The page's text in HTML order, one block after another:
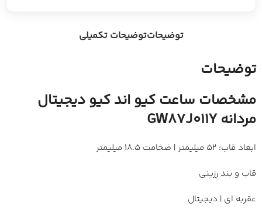
توضیحاتتوضیحات تکمیلی
توضیحات
مشخصات ساعت کیو اند کیو دیجیتال
مردانه GW87J011Y
ابعاد قاب: 52 میلیمتر | ضخامت 18.5 میلیمتر
قاب و بند رزینی
عقربه ای | دیجیتال